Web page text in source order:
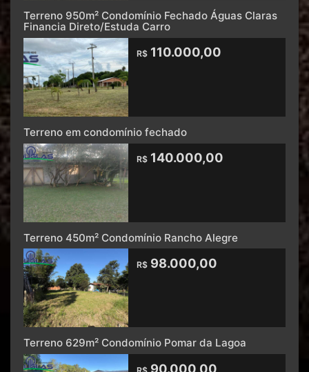
Terreno 950m² Condomínio Fechado Águas Claras
Financia Direto/Estuda Carro
R$ 110.000,00
Terreno em condomínio fechado
R$ 140.000,00
Terreno 450m² Condomínio Rancho Alegre
R$ 98.000,00
Terreno 629m² Condomínio Pomar da Lagoa
90.000,00